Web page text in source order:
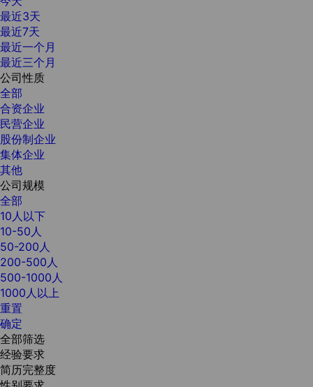
最近3天
最近7天
最近一个月
最近三个月
公司性质
全部
合资企业
民营企业
股份制企业
集体企业
其他
公司规模
全部
10人以下
10-50人
50-200人
200-500人
500-1000人
1000人以上
重置
确定
全部筛选
经验要求
简历完整度